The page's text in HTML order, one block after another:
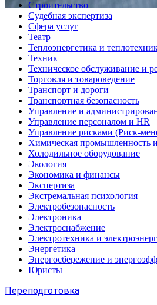
Строительство
Судебная экспертиза
Сфера услуг
Театр
Теплоэнергетика и
Техник
Техническое обслуживание и
Торговля и товароведение
Транспорт и дороги
Транспортная безопасность
Управление и
Управление персоналом и HR
Управление рисками (Риск-
Химическая промышленность
Холодильное оборудование
Экология
Экономика и финансы
Экспертиза
Экстремальная психология
Электробезопасность
Электроника
Электроснабжение
Электротехника и
Энергетика
Энергосбережение и
Юристы
Переподготовка